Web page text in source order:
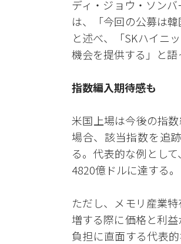
ディ・ジョウ・ソン
は、「今回の公募は
と述べ、「SKハイニ
機会を提供する」と語
指数編入期待感も
米国上場は今後の指
場合、該当指数を追
る。代表的な例とし
4820億ドルに達する。
ただし、メモリ産業
増する際に価格と利
負担に直面する代表